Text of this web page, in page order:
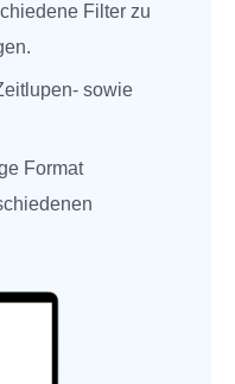
Filter zu
sowie
Format